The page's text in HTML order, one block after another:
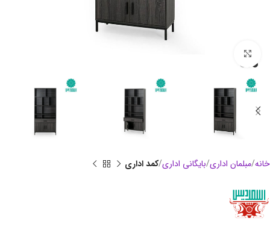
خانه مبلمان اداری بایگانی اداری کمد اداری